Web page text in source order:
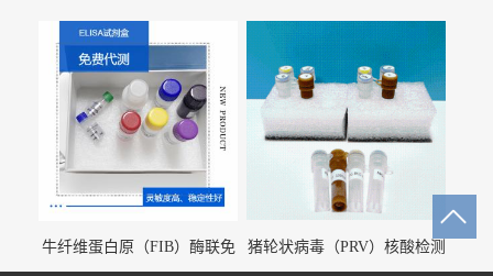
牛纤维蛋白原（FIB）酶联免
猪轮状病毒（PRV）核酸检测